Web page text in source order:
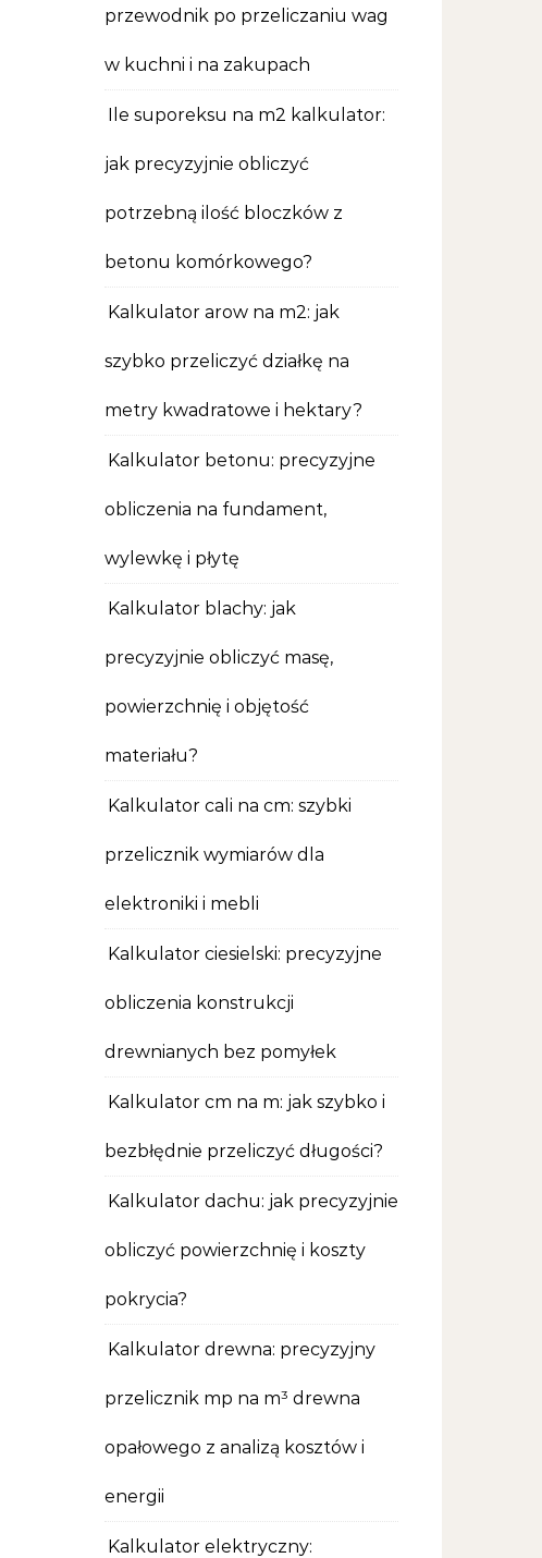
przewodnik po przeliczaniu wag
w kuchni i na zakupach
Ile suporeksu na m2 kalkulator:
jak precyzyjnie obliczyć
potrzebną ilość bloczków z
betonu komórkowego?
Kalkulator arow na m2: jak
szybko przeliczyć działkę na
metry kwadratowe i hektary?
Kalkulator betonu: precyzyjne
obliczenia na fundament,
wylewkę i płytę
Kalkulator blachy: jak
precyzyjnie obliczyć masę,
powierzchnię i objętość
materiału?
Kalkulator cali na cm: szybki
przelicznik wymiarów dla
elektroniki i mebli
Kalkulator ciesielski: precyzyjne
obliczenia konstrukcji
drewnianych bez pomyłek
Kalkulator cm na m: jak szybko i
bezbłędnie przeliczyć długości?
Kalkulator dachu: jak precyzyjnie
obliczyć powierzchnię i koszty
pokrycia?
Kalkulator drewna: precyzyjny
przelicznik mp na m³ drewna
opałowego z analizą kosztów i
energii
Kalkulator elektryczny: